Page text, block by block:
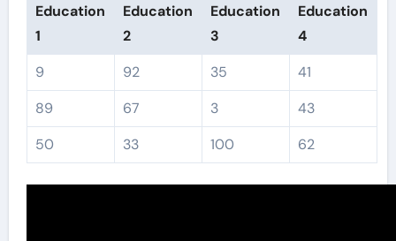
Education
1
Education
2
Education
3
Education
4
9
92 35
41
89
67 3
43
50
33 100 62